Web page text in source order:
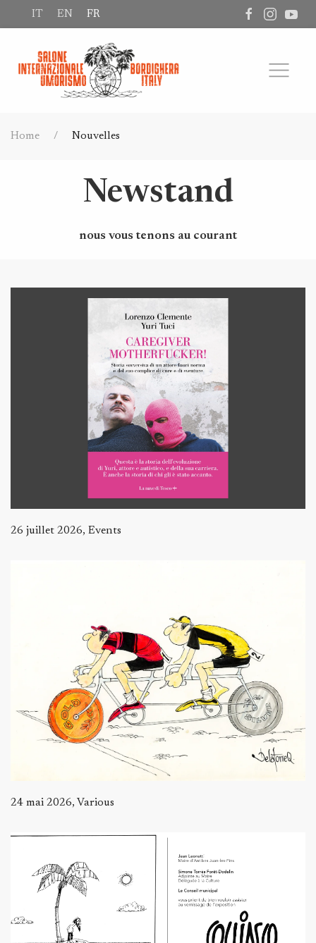
IT EN FR
Home Nouvelles
Newstand
nous vous tenons au courant
26 juillet 2026, Events
24 mai 2026, Various